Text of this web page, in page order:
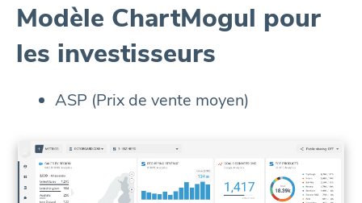
Modèle ChartMogul pour
les investisseurs
ASP (Prix de vente moyen)